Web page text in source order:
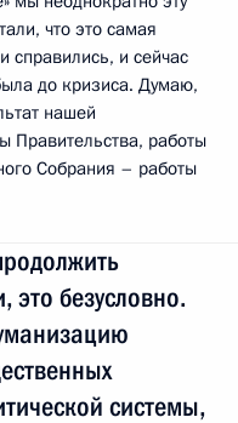
что это самая
справились, и сейчас
до кризиса. Думаю,
нашей
Правительства, работы
Собрания – работы
безусловно.
системы,